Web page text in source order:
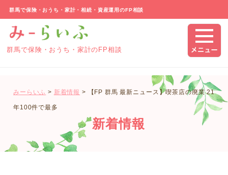
群馬で保険・おうち・家計・相続・資産運用のFP相談
群馬で保険・おうち・家計のFP相談
みーらいふ > 新着情報 > 【FP 群馬 最新ニュース】喫茶店の廃業 21
年100件で最多
新着情報